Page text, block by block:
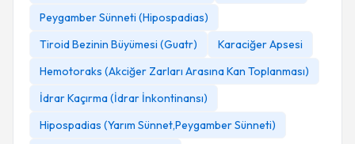
Peygamber Sünneti (Hipospadias)
Tiroid Bezinin Büyümesi (Guatr)
Karaciğer Apsesi
Hemotoraks (Akciğer Zarları Arasına Kan Toplanması)
İdrar Kaçırma (İdrar İnkontinansı)
Hipospadias (Yarım Sünnet,Peygamber Sünneti)